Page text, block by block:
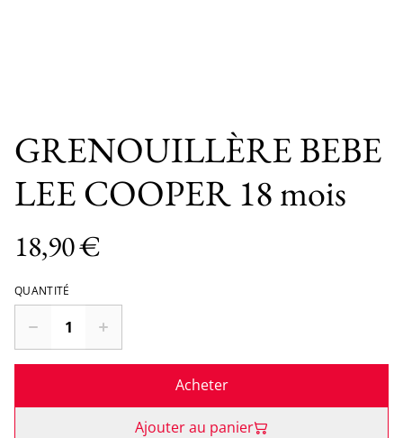
GRENOUILLÈRE BEBE
LEE COOPER 18 mois
18,90 €
QUANTITÉ
Acheter
Ajouter au panier